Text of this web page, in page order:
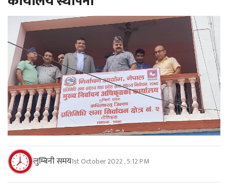
लुम्बिनी समय1st October 2022 , 5:12 PM